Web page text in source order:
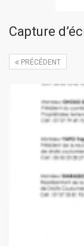
Capture
PRÉCÉDENT